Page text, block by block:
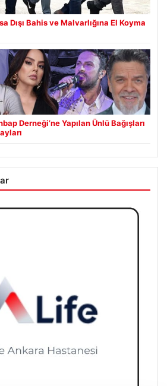
Dışı Bahis ve Malvarlığına El Koyma
Derneği’ne Yapılan Ünlü Bağışları